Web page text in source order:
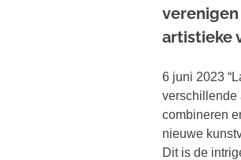
artistieke
6 juni 2023
verschillende
combineren
nieuwe
Dit is de